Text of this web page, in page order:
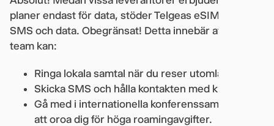
planer endast för data, stöder Telgeas eSIM röst,
SMS och data. Obegränsat! Detta innebär att ditt
team kan:
Ringa lokala samtal när du reser utomlands.
Skicka SMS och hålla kontakten med kunder.
Gå med i internationella konferenssamtal utan
att oroa dig för höga roamingavgifter.